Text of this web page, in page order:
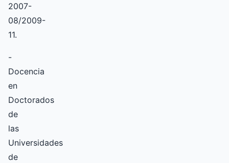
2007-
08/2009-
11.
-
Docencia
en
Doctorados
de
las
Universidades
de